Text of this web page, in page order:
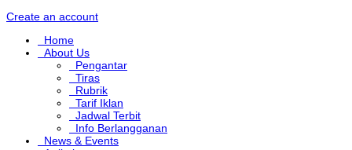
Create an account
Home
About Us
Pengantar
Tiras
Rubrik
Tarif Iklan
Jadwal Terbit
Info Berlangganan
News & Events